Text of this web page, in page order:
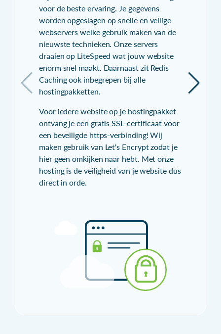
voor de beste ervaring. Je gegevens
worden opgeslagen op snelle en veilige
webservers welke gebruik maken van de
nieuwste technieken. Onze servers
draaien op LiteSpeed wat jouw website
enorm snel maakt. Daarnaast zit Redis
Caching ook inbegrepen bij alle
hostingpakketten.
Voor iedere website op je hostingpakket
ontvang je een gratis SSL-certificaat voor
een beveiligde https-verbinding! Wij
maken gebruik van Let's Encrypt zodat je
hier geen omkijken naar hebt. Met onze
hosting is de veiligheid van je website dus
direct in orde.